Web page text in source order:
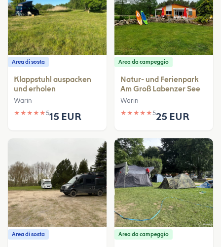
Area di sosta
Klappstuhl auspacken
und erholen
Warin
★ ★ ★ ★ ★515 EUR
Area da campeggio
Natur- und Ferienpark
Am Groß Labenzer See
Warin
★ ★ ★ ★ ★525 EUR
Area di sosta Area da campeggio